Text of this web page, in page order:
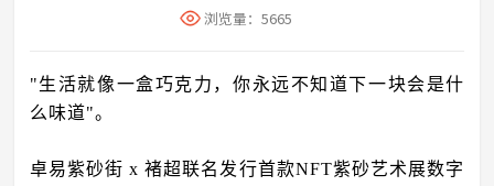
浏览量： 5665
"生活就像一盒巧克力，你永远不知道下一块会是什
么味道"。
卓易紫砂街 x 褚超联名发行首款NFT紫砂艺术展数字